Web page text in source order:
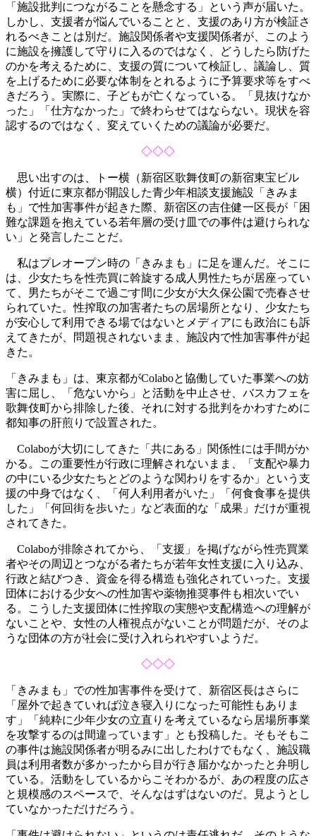
「施設批判につながることを懸念する」という声が届いた。
しかし、支援者が悩んでいることと、支援のあり方が検証さ
れるべきことは別だ。施設関係者や支援関係者が、このよう
に施設を擁護して守りに入るのではなく、どうしたら防げた
のかを考えるために、支援の質について検証し、議論し、質
を上げるために必要な体制をとれるように予算要求等をすべ
きだろう。実際に、子どもが亡くなっている。「見抜けなか
った」「仕方なかった」で終わらせてはならない。現状を容
認するのではなく、変えていくための議論が必要だ。
◇◇◇
思い出すのは、トー横（新宿区歌舞伎町の新宿東宝ビル
横）付近に東京都が開設した青少年相談支援施設「きみま
も」で性加害事件が起きた際、新宿区の吉住健一区長が「困
難な課題を抱えている若年層の受け皿での事件は避けられな
い」と発言したことだ。
私はプレオープン時の「きみまも」に足を運んだ。そこに
は、少女たちを性売買に斡旋する成人男性たちが居座ってい
て、男たちがそこで過ごす間に少女が大久保公園で売春させ
られていた。性搾取の加害者たちの居場所となり、少女たち
が安心して利用できる場ではないとメディアにも政治にも訴
えてきたが、問題視されないまま、施設内で性加害事件が起
きた。
「きみまも」は、東京都がColaboと協働していた事業への妨
害に屈し、「危ないから」と活動を中止させ、バスカフェを
歌舞伎町から排除した後、それに対する批判をかわすために
都知事の肝煎りで設置された。
Colaboが大切にしてきた「共にある」関係性には手間がか
かる。この重要性が行政に理解されないまま、「支配や暴力
の中にいる少女たちとどのような関わりをするか」という支
援の中身ではなく、「何人利用者がいた」「何食食事を提供
した」「何回街を歩いた」など表面的な「成果」だけが重視
されてきた。
Colaboが排除されてから、「支援」を掲げながら性売買業
者やその周辺とつながる者たちが若年女性支援に入り込み、
行政と結びつき、資金を得る構造も強化されていった。支援
団体における少女への性加害や薬物推奨事件も相次いでい
る。こうした支援団体に性搾取の実態や支配構造への理解が
ないことや、女性の人権視点がないことが問題だが、そのよ
うな団体の方が社会に受け入れられやすいようだ。
◇◇◇
「きみまも」での性加害事件を受けて、新宿区長はさらに
「屋外で起きていれば泣き寝入りになった可能性もありま
す」「純粋に少年少女の立直りを考えているなら居場所事業
を攻撃するのは間違っています」とも投稿した。そもそもこ
の事件は施設関係者が明るみに出したわけでもなく、施設職
員は利用者数が多かったから目が行き届かなかったと弁明し
ている。活動をしているからこそわかるが、あの程度の広さ
と規模感のスペースで、そんなはずはないのだ。見ようとし
ていなかっただけだろう。